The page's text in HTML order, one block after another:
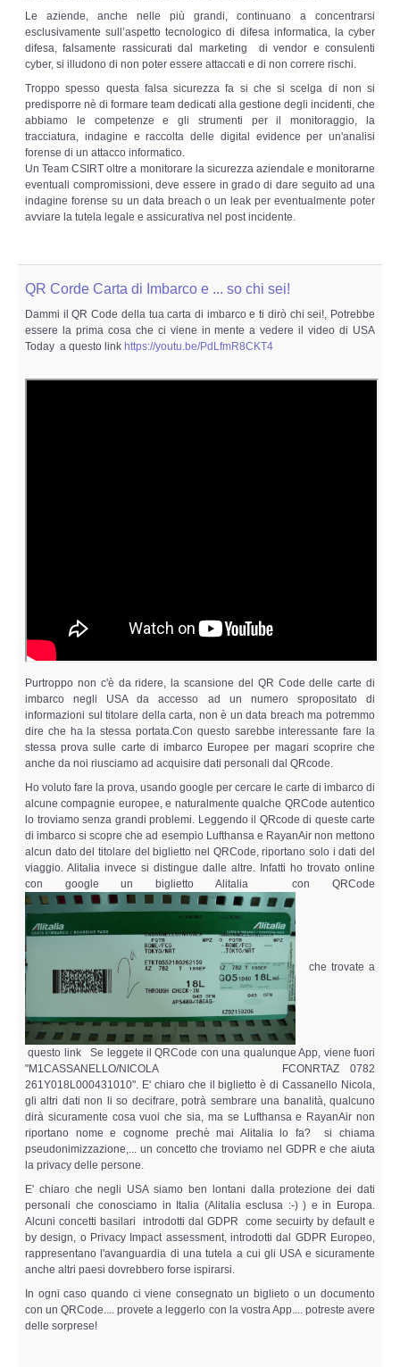
Le aziende, anche nelle più grandi, continuano a concentrarsi
esclusivamente sull’aspetto tecnologico di difesa informatica, la cyber
difesa, falsamente rassicurati dal marketing di vendor e consulenti
cyber, si illudono di non poter essere attaccati e di non correre rischi.
Troppo spesso questa falsa sicurezza fa si che si scelga di non si
predisporre nè di formare team dedicati alla gestione degli incidenti, che
abbiamo le competenze e gli strumenti per il monitoraggio, la
tracciatura, indagine e raccolta delle digital evidence per un'analisi
forense di un attacco informatico.
Un Team CSIRT oltre a monitorare la sicurezza aziendale e monitorarne
eventuali compromissioni, deve essere in grado di dare seguito ad una
indagine forense su un data breach o un leak per eventualmente poter
avviare la tutela legale e assicurativa nel post incidente.
QR Corde Carta di Imbarco e ... so chi sei!
Dammi il QR Code della tua carta di imbarco e ti dirò chi sei!, Potrebbe
essere la prima cosa che ci viene in mente a vedere il video di USA
Today a questo link https://youtu.be/PdLfmR8CKT4
Purtroppo non c'è da ridere, la scansione del QR Code delle carte di
imbarco negli USA da accesso ad un numero spropositato di
informazioni sul titolare della carta, non è un data breach ma potremmo
dire che ha la stessa portata.Con questo sarebbe interessante fare la
stessa prova sulle carte di imbarco Europee per magari scoprire che
anche da noi riusciamo ad acquisire dati personali dal QRcode.
Ho voluto fare la prova, usando google per cercare le carte di imbarco di
alcune compagnie europee, e naturalmente qualche QRCode autentico
lo troviamo senza grandi problemi. Leggendo il QRcode di queste carte
di imbarco si scopre che ad esempio Lufthansa e RayanAir non mettono
alcun dato del titolare del biglietto nel QRCode, riportano solo i dati del
viaggio. Alitalia invece si distingue dalle altre. Infatti ho trovato online
con google un biglietto Alitalia con QRCode
che trovate a
questo link Se leggete il QRCode con una qualunque App, viene fuori
"M1CASSANELLO/NICOLA FCONRTAZ 0782
261Y018L000431010". E' chiaro che il biglietto è di Cassanello Nicola,
gli altri dati non li so decifrare, potrà sembrare una banalità, qualcuno
dirà sicuramente cosa vuoi che sia, ma se Lufthansa e RayanAir non
riportano nome e cognome prechè mai Alitalia lo fa? si chiama
pseudonimizzazione,... un concetto che troviamo nel GDPR e che aiuta
la privacy delle persone.
E' chiaro che negli USA siamo ben lontani dalla protezione dei dati
personali che conosciamo in Italia (Alitalia esclusa :-) ) e in Europa.
Alcuni concetti basilari introdotti dal GDPR come secuirty by default e
by design, o Privacy Impact assessment, introdotti dal GDPR Europeo,
rappresentano l'avanguardia di una tutela a cui gli USA e sicuramente
anche altri paesi dovrebbero forse ispirarsi.
In ogni caso quando ci viene consegnato un biglieto o un documento
con un QRCode.... provete a leggerlo con la vostra App.... potreste avere
delle sorprese!